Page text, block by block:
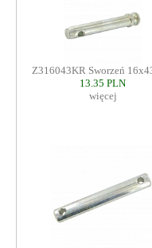
Z316043KR Sworzeń
13.35 PLN
więcej